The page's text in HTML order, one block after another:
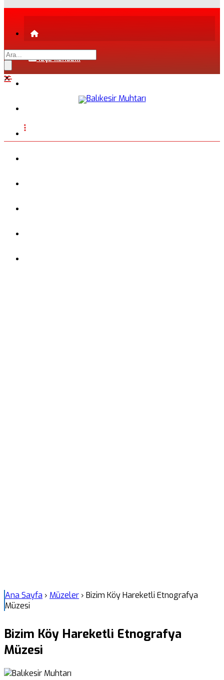
İLÇE REHBERİ
Ana Sayfa › Müzeler › Bizim Köy Hareketli Etnografya
Müzesi
Bizim Köy Hareketli Etnografya
Müzesi